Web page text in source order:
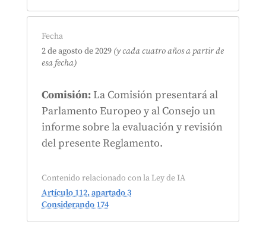
Fecha
2 de agosto de 2029 (y cada cuatro años a partir de
esa fecha)
Comisión:La Comisión presentará al
Parlamento Europeo y al Consejo un
informe sobre la evaluación y revisión
del presente Reglamento.
Contenido relacionado con la Ley de IA
Artículo 112, apartado 3
Considerando 174